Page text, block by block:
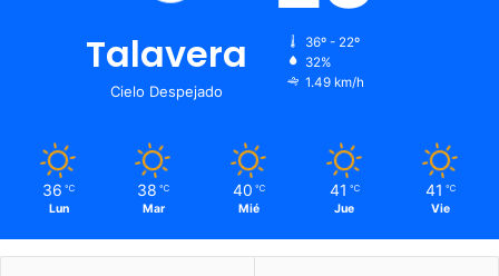
Talavera
Cielo Despejado
36º - 22º
32%
1.49 km/h
36 ℃
Lun
38 ℃
Mar
40 ℃
Mié
41 ℃
Jue
41 ℃
Vie